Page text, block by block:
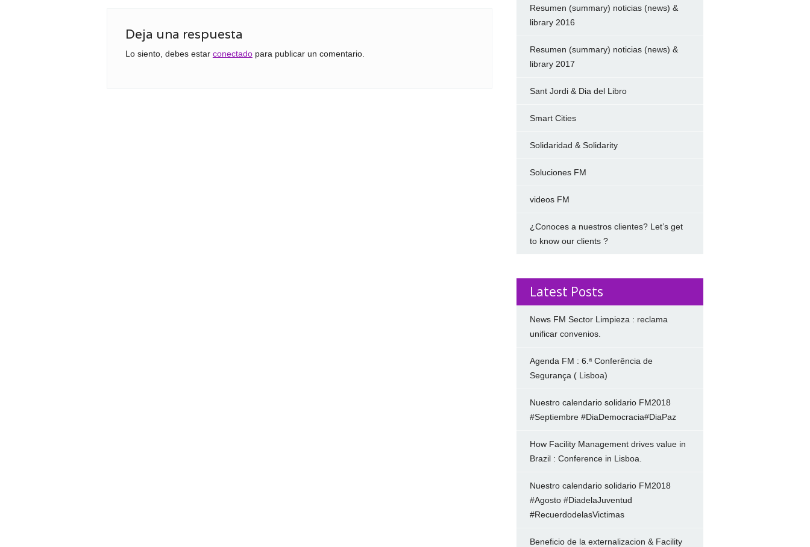
Deja una respuesta
Lo siento, debes estar conectadopara publicar un comentario.
Resumen (summary) noticias (news) &
library 2016
Resumen (summary) noticias (news) &
library 2017
Sant Jordi & Dia del Libro
Smart Cities
Solidaridad & Solidarity
Soluciones FM
videos FM
¿Conoces a nuestros clientes? Let’s get
to know our clients ?
Latest Posts
News FM Sector Limpieza : reclama
unificar convenios.
Agenda FM : 6.ª Conferência de
Segurança ( Lisboa)
Nuestro calendario solidario FM2018
#Septiembre #DiaDemocracia#DiaPaz
How Facility Management drives value in
Brazil : Conference in Lisboa.
Nuestro calendario solidario FM2018
#Agosto #DiadelaJuventud
#RecuerdodelasVictimas
Beneficio de la externalizacion & Facility